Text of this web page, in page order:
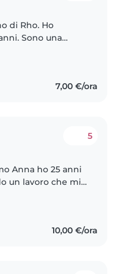
di Rho. Ho
Sono una
7,00 €/ora
5
Anna ho 25 anni
un lavoro che mi
10,00 €/ora